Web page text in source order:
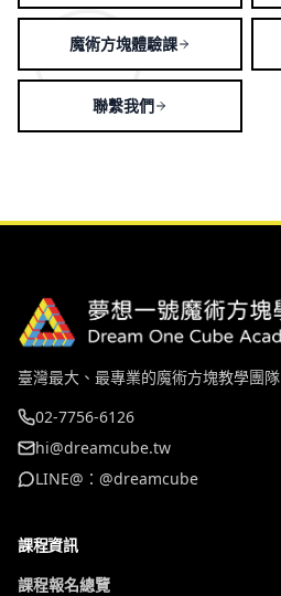
魔術方塊體驗課
聯繫我們
臺灣最大、最專業的魔術方塊教學團隊
02-7756-6126
hi@dreamcube.tw
LINE@：@dreamcube
課程資訊
課程報名總覽